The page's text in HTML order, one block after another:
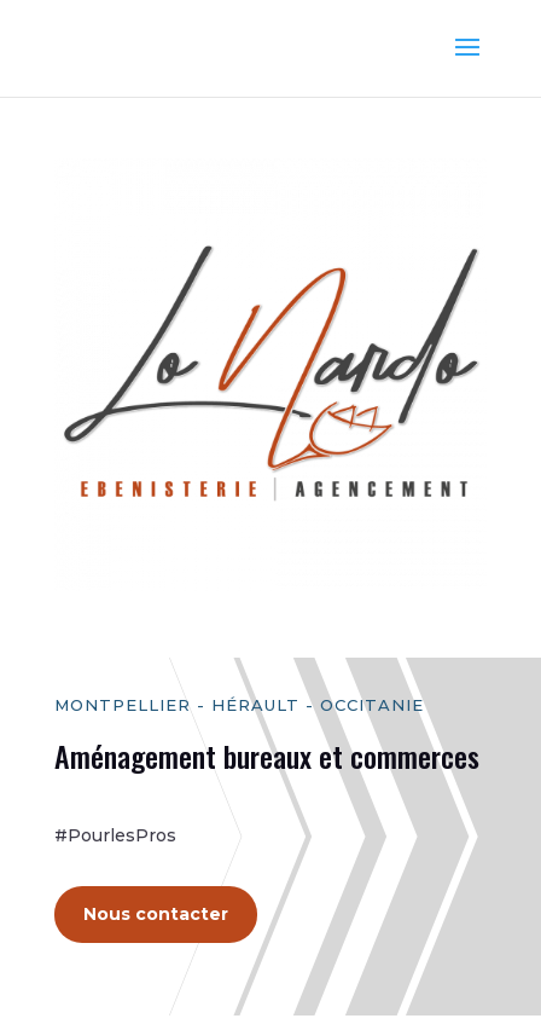
MONTPELLIER - HÉRAULT - OCCITANIE
Aménagement bureaux et commerces
#PourlesPros
Nous contacter